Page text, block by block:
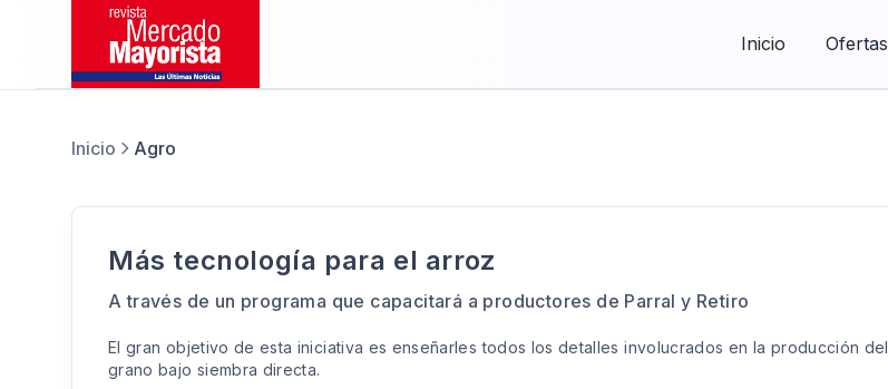
Inicio Ofertas
Inicio Agro
Más tecnología para el arroz
A través de un programa que capacitará a productores de Parral y Retiro
El gran objetivo de esta iniciativa es enseñarles todos los detalles involucrados en la producción del
grano bajo siembra directa.